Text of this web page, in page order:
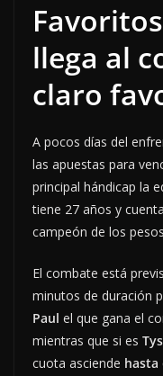
llega al
claro
A pocos días del
las apuestas para
principal hándicap la
tiene 27 años y
campeón de los
El combate está
minutos de duración
Paul el que gana el
mientras que si es
cuota asciende hasta